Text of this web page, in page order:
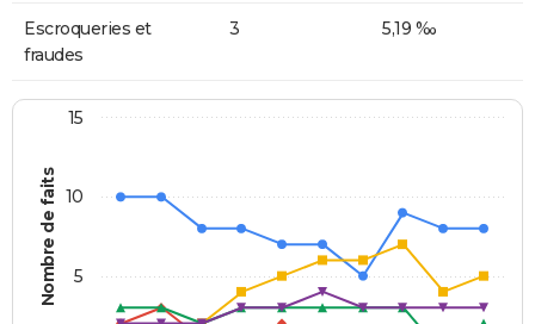
Escroqueries et
fraudes
3 5,19 ‰
Nombre de faits 5
10
15